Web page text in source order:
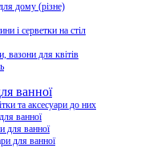
дому (різне)
і серветки на стіл
вазони для квітів
ванної
та аксесуари до них
ванної
для ванної
для ванної